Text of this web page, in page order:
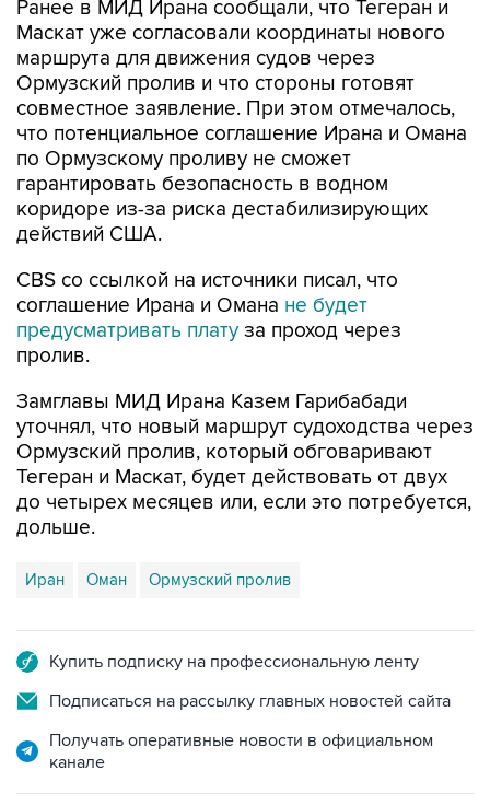
Ранее в МИД Ирана сообщали, что Тегеран и
Маскат уже согласовали координаты нового
маршрута для движения судов через
Ормузский пролив и что стороны готовят
совместное заявление. При этом отмечалось,
что потенциальное соглашение Ирана и Омана
по Ормузскому проливу не сможет
гарантировать безопасность в водном
коридоре из-за риска дестабилизирующих
действий США.
CBS со ссылкой на источники писал, что
соглашение Ирана и Омана не будет
предусматривать плату за проход через
пролив.
Замглавы МИД Ирана Казем Гарибабади
уточнял, что новый маршрут судоходства через
Ормузский пролив, который обговаривают
Тегеран и Маскат, будет действовать от двух
до четырех месяцев или, если это потребуется,
дольше.
Иран Оман Ормузский пролив
Купить подписку на профессиональную ленту
Подписаться на рассылку главных новостей сайта
Получать оперативные новости в официальном
канале